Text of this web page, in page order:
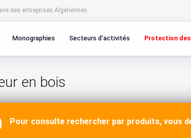
des entreprises Algériennes
Monographies Secteurs d’activités Protection
en bois
Pour consulte rechercher par produits, vous